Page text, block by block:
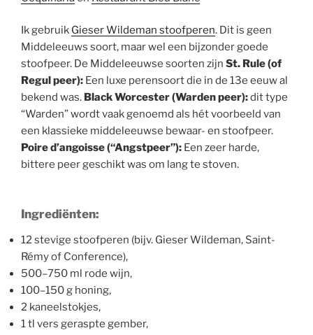
Ik gebruik Gieser Wildeman stoofperen. Dit is geen
Middeleeuws soort, maar wel een bijzonder goede
stoofpeer. De Middeleeuwse soorten zijn St. Rule (of
Regul peer): Een luxe perensoort die in de 13e eeuw al
bekend was. Black Worcester (Warden peer):dit type
“Warden” wordt vaak genoemd als hét voorbeeld van
een klassieke middeleeuwse bewaar- en stoofpeer.
Poire d’angoisse (“Angstpeer”): Een zeer harde,
bittere peer geschikt was om lang te stoven.
Ingrediënten:
12 stevige stoofperen (bijv. Gieser Wildeman, Saint-
Rémy of Conference),
500–750 ml rode wijn,
100–150 g honing,
2 kaneelstokjes,
1 tl vers geraspte gember,